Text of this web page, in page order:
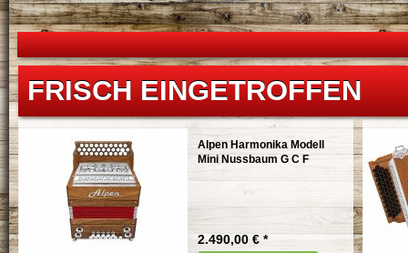
FRISCH EINGETROFFEN
Alpen Harmonika Modell
Mini Nussbaum G C F
2.490,00 € *